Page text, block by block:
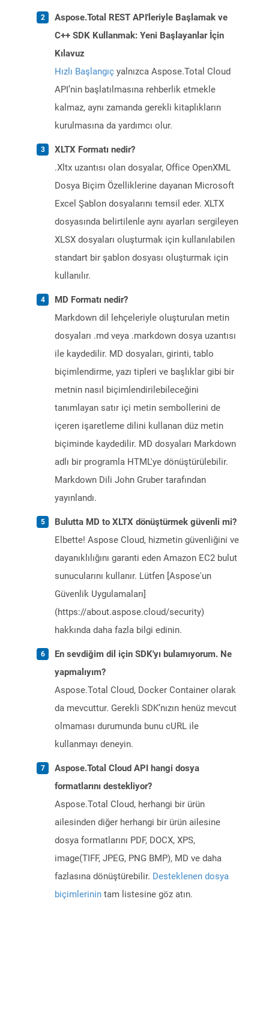
Aspose.Total REST API'leriyle Başlamak ve
C++ SDK Kullanmak: Yeni Başlayanlar İçin
Kılavuz
Hızlı Başlangıç yalnızca Aspose.Total Cloud
API’nin başlatılmasına rehberlik etmekle
kalmaz, aynı zamanda gerekli kitaplıkların
kurulmasına da yardımcı olur.
XLTX Formatı nedir?
.Xltx uzantısı olan dosyalar, Office OpenXML
Dosya Biçim Özelliklerine dayanan Microsoft
Excel Şablon dosyalarını temsil eder. XLTX
dosyasında belirtilenle aynı ayarları sergileyen
XLSX dosyaları oluşturmak için kullanılabilen
standart bir şablon dosyası oluşturmak için
kullanılır.
MD Formatı nedir?
Markdown dil lehçeleriyle oluşturulan metin
dosyaları .md veya .markdown dosya uzantısı
ile kaydedilir. MD dosyaları, girinti, tablo
biçimlendirme, yazı tipleri ve başlıklar gibi bir
metnin nasıl biçimlendirilebileceğini
tanımlayan satır içi metin sembollerini de
içeren işaretleme dilini kullanan düz metin
biçiminde kaydedilir. MD dosyaları Markdown
adlı bir programla HTML'ye dönüştürülebilir.
Markdown Dili John Gruber tarafından
yayınlandı.
Bulutta MD to XLTX dönüştürmek güvenli mi?
Elbette! Aspose Cloud, hizmetin güvenliğini ve
dayanıklılığını garanti eden Amazon EC2 bulut
sunucularını kullanır. Lütfen [Aspose'un
Güvenlik Uygulamaları]
(https://about.aspose.cloud/security)
hakkında daha fazla bilgi edinin.
En sevdiğim dil için SDK'yı bulamıyorum. Ne
yapmalıyım?
Aspose.Total Cloud, Docker Container olarak
da mevcuttur. Gerekli SDK’nızın henüz mevcut
olmaması durumunda bunu cURL ile
kullanmayı deneyin.
Aspose.Total Cloud API hangi dosya
formatlarını destekliyor?
Aspose.Total Cloud, herhangi bir ürün
ailesinden diğer herhangi bir ürün ailesine
dosya formatlarını PDF, DOCX, XPS,
image(TIFF, JPEG, PNG BMP), MD ve daha
fazlasına dönüştürebilir. Desteklenen dosya
biçimlerinin tam listesine göz atın.